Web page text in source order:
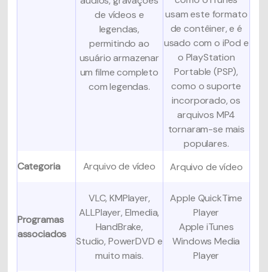
de vídeos e
legendas,
permitindo ao
usuário armazenar
um filme completo
com legendas.
usam este formato
de contêiner, e é
usado com o iPod e
o PlayStation
Portable (PSP),
como o suporte
incorporado, os
arquivos MP4
tornaram-se mais
populares.
Categoria
Arquivo de vídeo Arquivo de vídeo
Programas
associados
VLC, KMPlayer,
ALLPlayer, Elmedia,
HandBrake,
Studio, PowerDVD e
muito mais.
Apple QuickTime
Player
Apple iTunes
Windows Media
Player